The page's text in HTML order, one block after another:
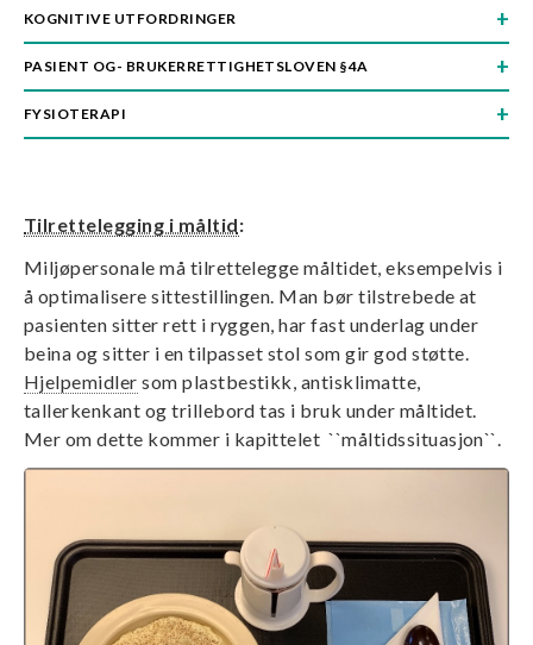
KOGNITIVE UTFORDRINGER
PASIENT OG- BRUKERRETTIGHETSLOVEN §4A
FYSIOTERAPI
Tilrettelegging i måltid:
Miljøpersonale må tilrettelegge måltidet, eksempelvis i
å optimalisere sittestillingen. Man bør tilstrebede at
pasienten sitter rett i ryggen, har fast underlag under
beina og sitter i en tilpasset stol som gir god støtte.
Hjelpemidler som plastbestikk, antisklimatte,
tallerkenkant og trillebord tas i bruk under måltidet.
Mer om dette kommer i kapittelet ``måltidssituasjon``.